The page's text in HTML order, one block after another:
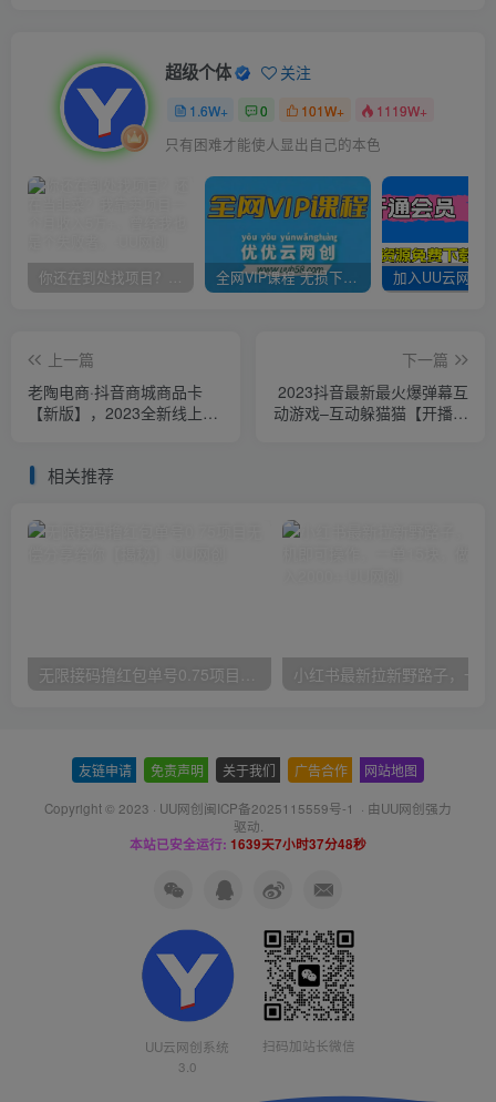
超级个体 关注
1.6W+ 0 101W+ 1119W+
只有困难才能使人显出自己的本色
你还在到处找项目？还在当韭菜？我靠卖项目一个月收入5万+，曾经我也是个失败者。 全网VIP课程 无损下载~
上一篇
老陶电商·抖音商城商品卡
【新版】，2023全新线上全
下一篇
2023抖音最新最火爆弹幕互
动游戏–互动躲猫猫【开播教
相关推荐
无限接码撸红包单号0.75项目无偿分享给你【揭秘】
友链申请 免责声明 关于我们 广告合作 网站地图
Copyright © 2023 · UU网创闽ICP备2025115559号-1 · 由UU网创强力
驱动.
本站已安全运行: 1639天7小时37分49秒
UU云网创系统
3.0
扫码加站长微信